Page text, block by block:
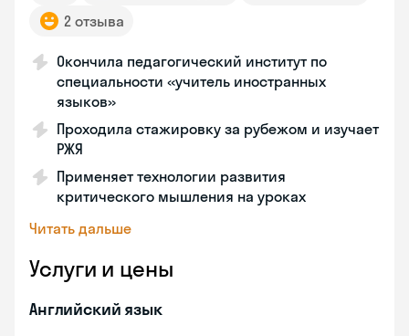
2 отзыва
Окончила педагогический институт по
специальности «учитель иностранных
языков»
Проходила стажировку за рубежом и изучает
РЖЯ
Применяет технологии развития
критического мышления на уроках
Читать дальше
Услуги и цены
Английский язык